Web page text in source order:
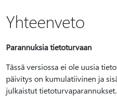
Yhteenveto
Parannuksia tietoturvaan
Tässä versiossa ei ole uusia
päivitys on kumulatiivinen ja
julkaistut tietoturvaparannukset.